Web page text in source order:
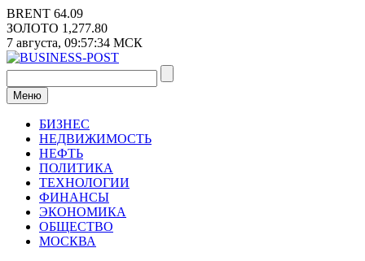
Перейти
к
содержимому
BRENT 64.09
ЗОЛОТО 1,277.80
7 августа, 09:57:34 МСК
Меню
БИЗНЕС
НЕДВИЖИМОСТЬ
НЕФТЬ
ПОЛИТИКА
ТЕХНОЛОГИИ
ФИНАНСЫ
ЭКОНОМИКА
ОБЩЕСТВО
МОСКВА